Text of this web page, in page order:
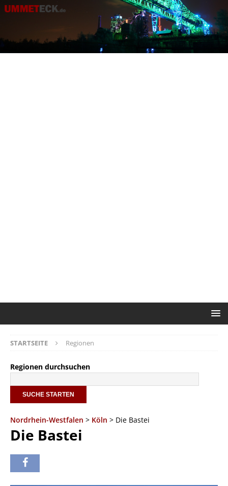
STARTSEITE Regionen
Regionen durchsuchen
Nordrhein-Westfalen > Köln > Die Bastei
Die Bastei